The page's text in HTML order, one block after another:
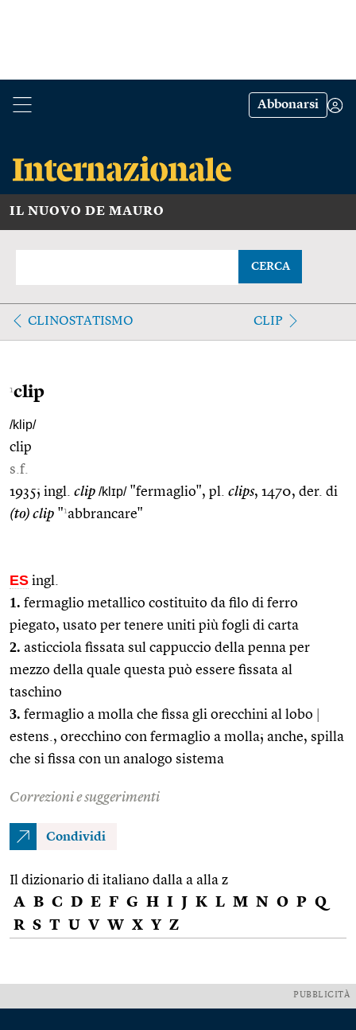
Abbonarsi
IL NUOVO DE MAURO
CERCA
CLINOSTATISMO CLIP
1clip
/klip/
clip
s.f.
1935; ingl. clip /klɪp/"fermaglio", pl. clips, 1470, der. di
(to) clip "1abbrancare"
ES ingl.
1. fermaglio metallico costituito da filo di ferro
piegato, usato per tenere uniti più fogli di carta
2. asticciola fissata sul cappuccio della penna per
mezzo della quale questa può essere fissata al
taschino
3. fermaglio a molla che fissa gli orecchini al lobo
estens., orecchino con fermaglio a molla; anche, spilla
che si fissa con un analogo sistema
Correzioni e suggerimenti
Condividi
Il dizionario di italiano dalla a alla z
A B C D E F G H I J K L M N O P Q
R S T U V W X Y Z
PUBBLICITÀ